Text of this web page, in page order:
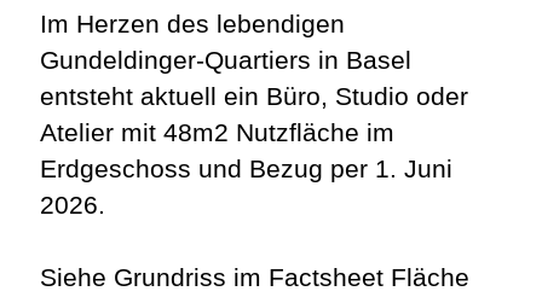
Im Herzen des lebendigen
Gundeldinger-Quartiers in Basel
entsteht aktuell ein Büro, Studio oder
Atelier mit 48m2 Nutzfläche im
Erdgeschoss und Bezug per 1. Juni
2026.
Siehe Grundriss im Factsheet Fläche